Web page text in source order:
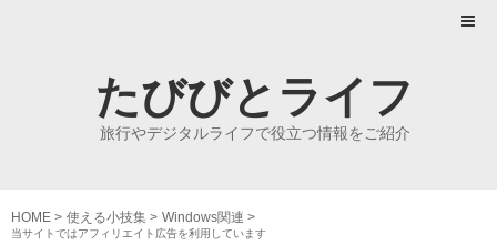
たびびとライフ
旅行やデジタルライフで役立つ情報をご紹介
HOME > 使える小技集 > Windows関連 >
当サイトではアフィリエイト広告を利用しています